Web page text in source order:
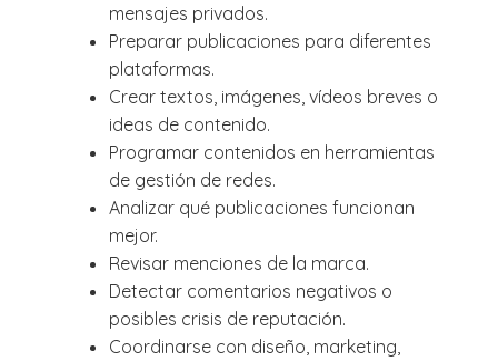
mensajes privados.
Preparar publicaciones para diferentes
plataformas.
Crear textos, imágenes, vídeos breves o
ideas de contenido.
Programar contenidos en herramientas
de gestión de redes.
Analizar qué publicaciones funcionan
mejor.
Revisar menciones de la marca.
Detectar comentarios negativos o
posibles crisis de reputación.
Coordinarse con diseño, marketing,